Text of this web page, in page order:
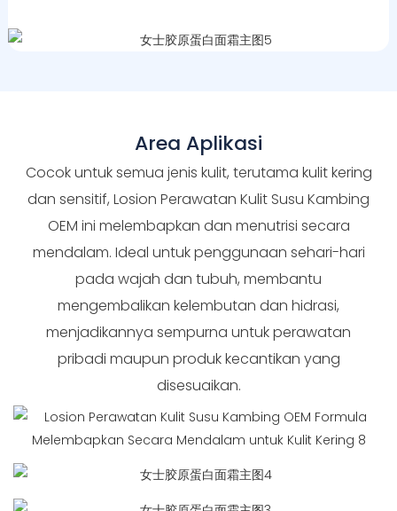
Area Aplikasi
Cocok untuk semua jenis kulit, terutama kulit kering
dan sensitif, Losion Perawatan Kulit Susu Kambing
OEM ini melembapkan dan menutrisi secara
mendalam. Ideal untuk penggunaan sehari-hari
pada wajah dan tubuh, membantu
mengembalikan kelembutan dan hidrasi,
menjadikannya sempurna untuk perawatan
pribadi maupun produk kecantikan yang
disesuaikan.